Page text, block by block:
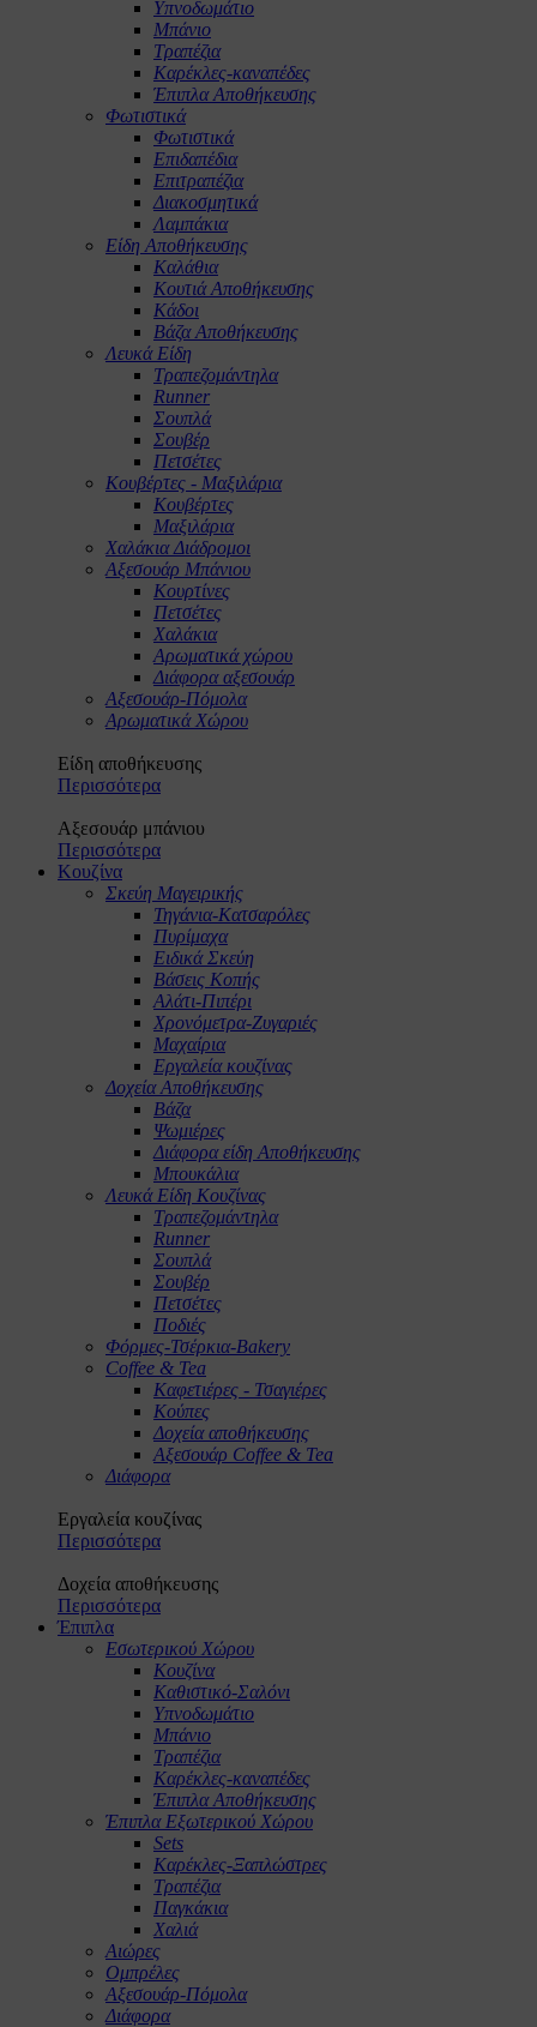
Υπνοδωμάτιο
Μπάνιο
Τραπέζια
Καρέκλες-καναπέδες
Έπιπλα Αποθήκευσης
Φωτιστικά
Φωτιστικά
Επιδαπέδια
Επιτραπέζια
Διακοσμητικά
Λαμπάκια
Είδη Αποθήκευσης
Καλάθια
Κουτιά Αποθήκευσης
Κάδοι
Βάζα Αποθήκευσης
Λευκά Είδη
Τραπεζομάντηλα
Runner
Σουπλά
Σουβέρ
Πετσέτες
Κουβέρτες - Μαξιλάρια
Κουβέρτες
Μαξιλάρια
Χαλάκια Διάδρομοι
Αξεσουάρ Μπάνιου
Κουρτίνες
Πετσέτες
Χαλάκια
Αρωματικά χώρου
Διάφορα αξεσουάρ
Αξεσουάρ-Πόμολα
Αρωματικά Χώρου
Είδη αποθήκευσης
Περισσότερα
Αξεσουάρ μπάνιου
Περισσότερα
Κουζίνα
Σκεύη Μαγειρικής
Τηγάνια-Κατσαρόλες
Πυρίμαχα
Ειδικά Σκεύη
Βάσεις Κοπής
Αλάτι-Πιπέρι
Χρονόμετρα-Ζυγαριές
Μαχαίρια
Εργαλεία κουζίνας
Δοχεία Αποθήκευσης
Βάζα
Ψωμιέρες
Διάφορα είδη Αποθήκευσης
Μπουκάλια
Λευκά Είδη Κουζίνας
Τραπεζομάντηλα
Runner
Σουπλά
Σουβέρ
Πετσέτες
Ποδιές
Φόρμες-Τσέρκια-Bakery
Coffee & Tea
Καφετιέρες - Τσαγιέρες
Κούπες
Δοχεία αποθήκευσης
Αξεσουάρ Coffee & Tea
Διάφορα
Εργαλεία κουζίνας
Περισσότερα
Δοχεία αποθήκευσης
Περισσότερα
Έπιπλα
Εσωτερικού Χώρου
Κουζίνα
Καθιστικό-Σαλόνι
Υπνοδωμάτιο
Μπάνιο
Τραπέζια
Καρέκλες-καναπέδες
Έπιπλα Αποθήκευσης
Έπιπλα Εξωτερικού Χώρου
Sets
Καρέκλες-Ξαπλώστρες
Τραπέζια
Παγκάκια
Χαλιά
Αιώρες
Ομπρέλες
Αξεσουάρ-Πόμολα
Διάφορα